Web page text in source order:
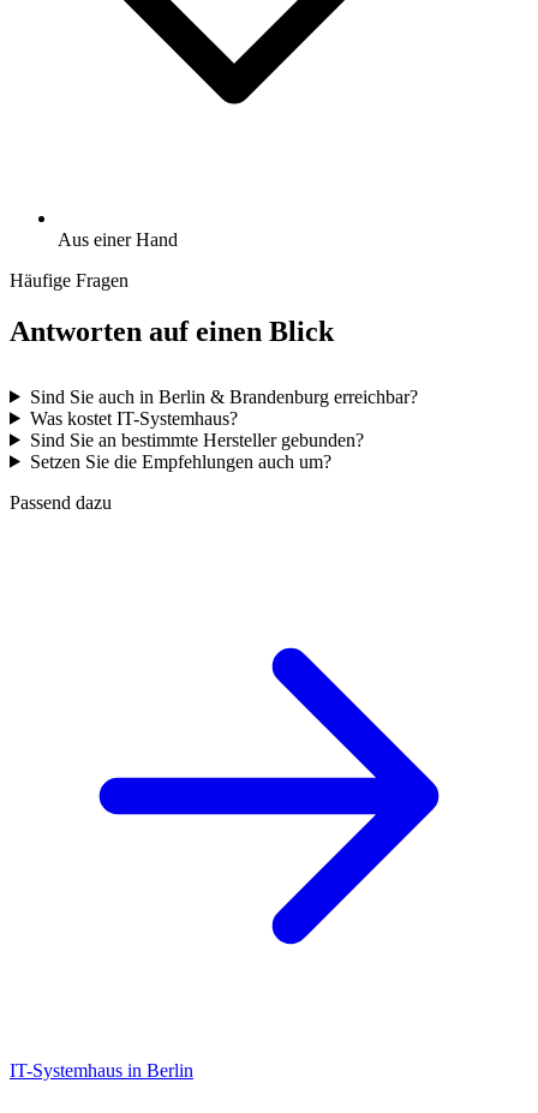
Aus einer Hand
Häufige Fragen
Antworten auf einen Blick
Sind Sie auch in Berlin & Brandenburg erreichbar?
Was kostet IT-Systemhaus?
Sind Sie an bestimmte Hersteller gebunden?
Setzen Sie die Empfehlungen auch um?
Passend dazu
IT-Systemhaus in Berlin